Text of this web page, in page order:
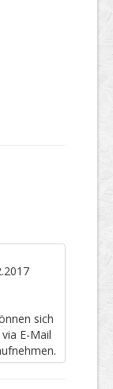
sich
E-Mail